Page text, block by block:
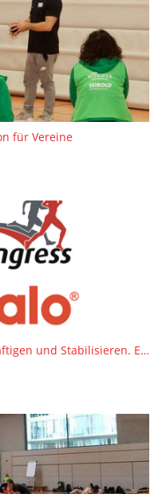
für Vereine
WLV Laufkongress – Stretchen, Kräftigen und Stabilisieren. Einfach. Klar. Umsetzbar.